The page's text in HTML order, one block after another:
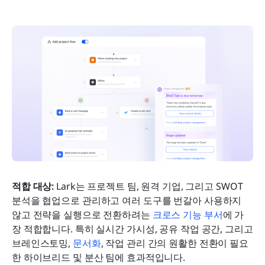
적합 대상: Lark는 프로젝트 팀, 원격 기업, 그리고 SWOT
분석을 협업으로 관리하고 여러 도구를 번갈아 사용하지
않고 전략을 실행으로 전환하려는 크로스 기능 부서에 가
장 적합합니다. 특히 실시간 가시성, 공유 작업 공간, 그리고
브레인스토밍, 문서화, 작업 관리 간의 원활한 전환이 필요
한 하이브리드 및 분산 팀에 효과적입니다.